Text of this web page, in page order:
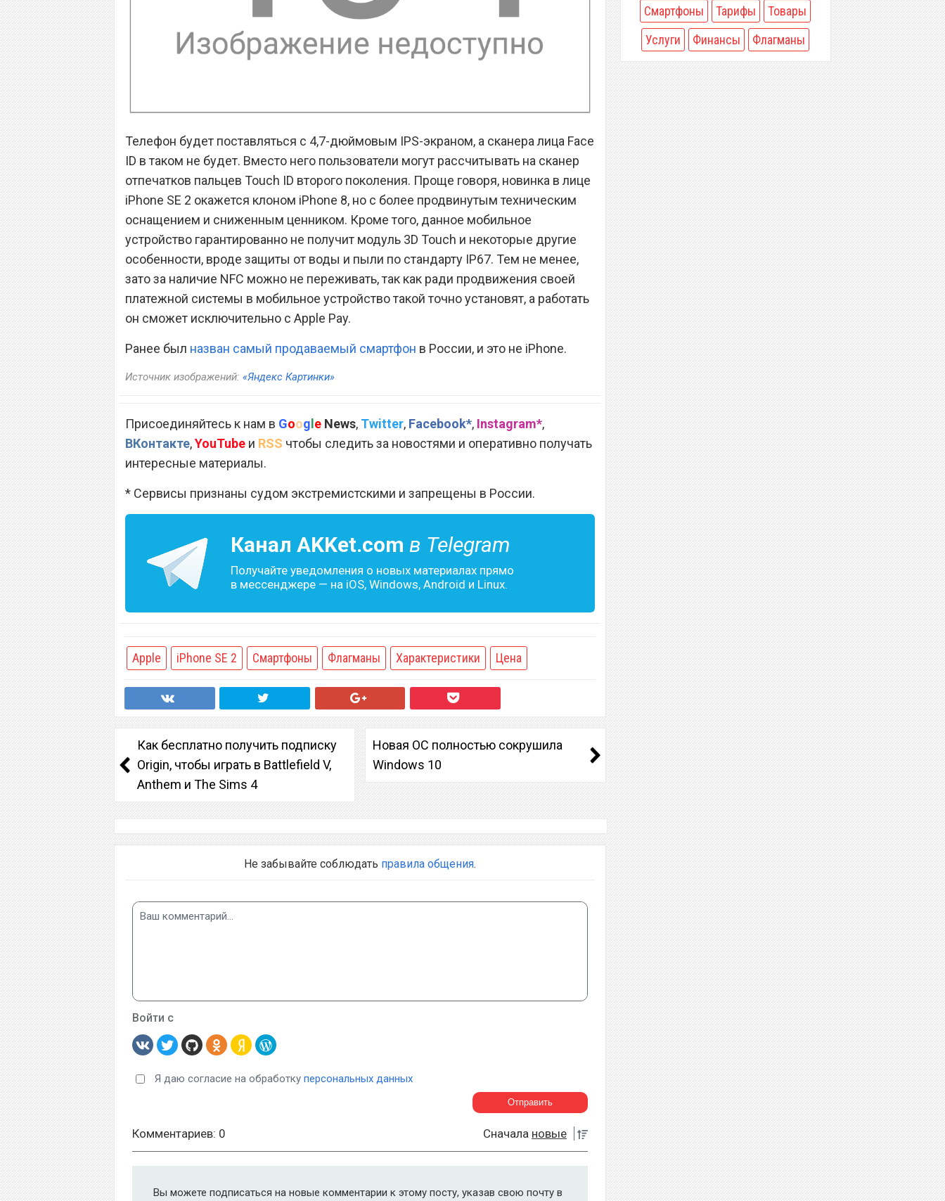
Телефон будет поставляться с 4,7-дюймовым IPS-экраном, а сканера лица Face
ID в таком не будет. Вместо него пользователи могут рассчитывать на сканер
отпечатков пальцев Touch ID второго поколения. Проще говоря, новинка в лице
iPhone SE 2 окажется клоном iPhone 8, но с более продвинутым техническим
оснащением и сниженным ценником. Кроме того, данное мобильное
устройство гарантированно не получит модуль 3D Touch и некоторые другие
особенности, вроде защиты от воды и пыли по стандарту IP67. Тем не менее,
зато за наличие NFC можно не переживать, так как ради продвижения своей
платежной системы в мобильное устройство такой точно установят, а работать
он сможет исключительно с Apple Pay.
Ранее был назван самый продаваемый смартфон в России, и это не iPhone.
Источник изображений: «Яндекс Картинки»
Присоединяйтесь к нам в Google News, Twitter, Facebook*, Instagram*,
ВКонтакте,YouTube и RSS чтобы следить за новостями и оперативно получать
интересные материалы.
* Сервисы признаны судом экстремистскими и запрещены в России.
Канал AKKet.com в Telegram
Получайте уведомления о новых материалах прямо
в мессенджере — на iOS, Windows, Android и Linux.
Apple iPhone SE 2 Смартфоны Флагманы Характеристики Цена
Как бесплатно получить подписку
Origin, чтобы играть в Battlefield V,
Anthem и The Sims 4
Новая ОС полностью сокрушила
Windows 10
Не забывайте соблюдать правила общения.
Войти с
Я даю согласие на обработку персональных данных
Комментариев: 0 Сначала новые
Вы можете подписаться на новые комментарии к этому посту, указав свою почту в
Смартфоны
Тарифы
Товары
Услуги
Финансы Флагманы